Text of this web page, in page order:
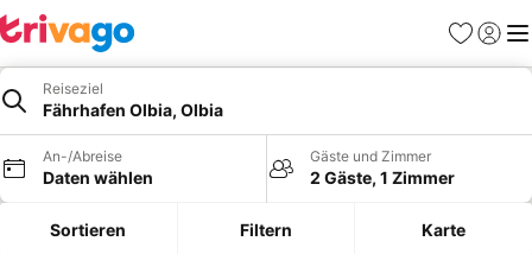
Favoriten
Reiseziel
Fährhafen Olbia, Olbia
An-/Abreise
Daten wählen
Gäste und Zimmer
2 Gäste, 1 Zimmer
Sortieren Filtern Karte